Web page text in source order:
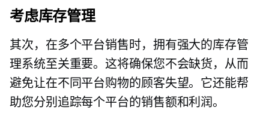
考虑库存管理
其次，在多个平台销售时，拥有强大的库存管
理系统至关重要。这将确保您不会缺货，从而
避免让在不同平台购物的顾客失望。它还能帮
助您分别追踪每个平台的销售额和利润。